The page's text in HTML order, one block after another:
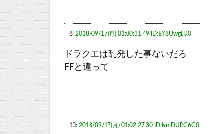
8: 2018/09/17(月) 01:00:31.49 ID:EY8UwgLU0
ドラクエは乱発した事ないだろ
FFと違って
10: 2018/09/17(月) 01:02:27.30 ID:NmDURG6G0